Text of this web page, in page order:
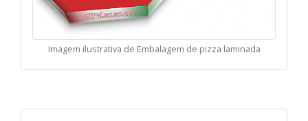
Imagem ilustrativa de Embalagem de pizza laminada